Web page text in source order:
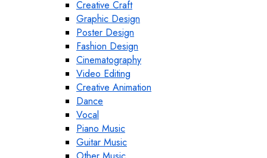
Creative Craft
Graphic Design
Poster Design
Fashion Design
Cinematography
Video Editing
Creative Animation
Dance
Vocal
Piano Music
Guitar Music